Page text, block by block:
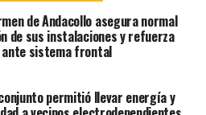
de Andacollo asegura normal
de sus instalaciones y refuerza
ante sistema frontal
permitió llevar energía y